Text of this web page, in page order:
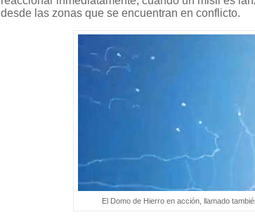
desde las zonas que se encuentran en conflicto.
El Domo de Hierro en acción, llamado